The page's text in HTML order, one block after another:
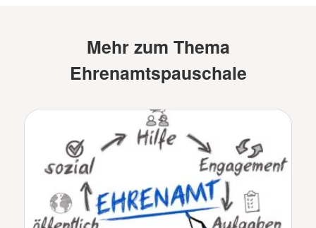
Mehr zum Thema
Ehrenamtspauschale